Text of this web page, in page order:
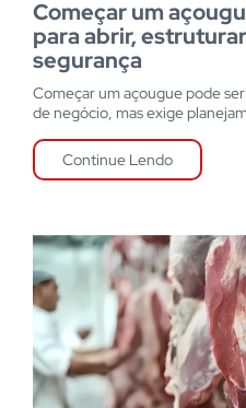
Começar um
para abrir,
segurança
Começar um açougue pode
de negócio, mas exige
Continue Lendo